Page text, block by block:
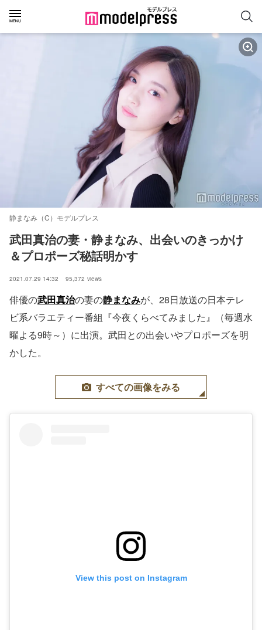
静まなみ（C）モデルプレス
武田真治の妻・静まなみ、出会いのきっかけ
＆プロポーズ秘話明かす
2021.07.29 14:32 95,372 views
俳優の武田真治の妻の静まなみが、28日放送の日本テレ
ビ系バラエティー番組『今夜くらべてみました』（毎週水
曜よる9時～）に出演。武田との出会いやプロポーズを明
かした。
すべての画像をみる
View this post on Instagram